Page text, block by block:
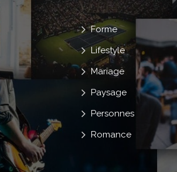
Forme
Lifestyle
Mariage
Paysage
Personnes
Romance